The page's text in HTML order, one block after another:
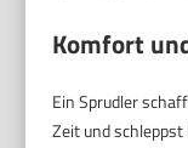
Komfort
Ein Sprudler
Zeit und